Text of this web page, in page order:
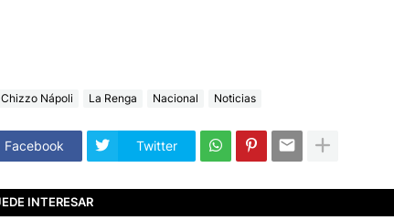
Chizzo Nápoli La Renga Nacional Noticias
Facebook Twitter
INTERESAR